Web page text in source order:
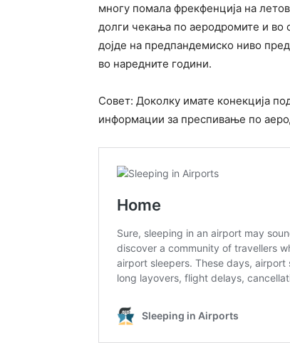
многу помала фрекфенција на
долги чекања по аеродромите и во
дојде на предпандемиско ниво
во наредните години.
Совет: Доколку имате конекција
информации за преспивање по